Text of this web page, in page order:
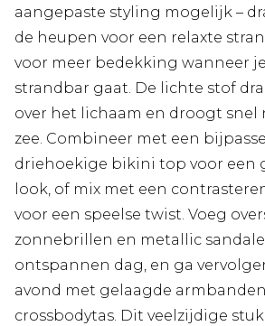
aangepaste styling mogelijk –
de heupen voor een relaxte
voor meer bedekking wanneer
strandbar gaat. De lichte stof
over het lichaam en droogt snel
zee. Combineer met een
driehoekige bikini top voor een
look, of mix met een
voor een speelse twist. Voeg
zonnebrillen en metallic
ontspannen dag, en ga
avond met gelaagde armbanden
crossbodytas. Dit veelzijdige